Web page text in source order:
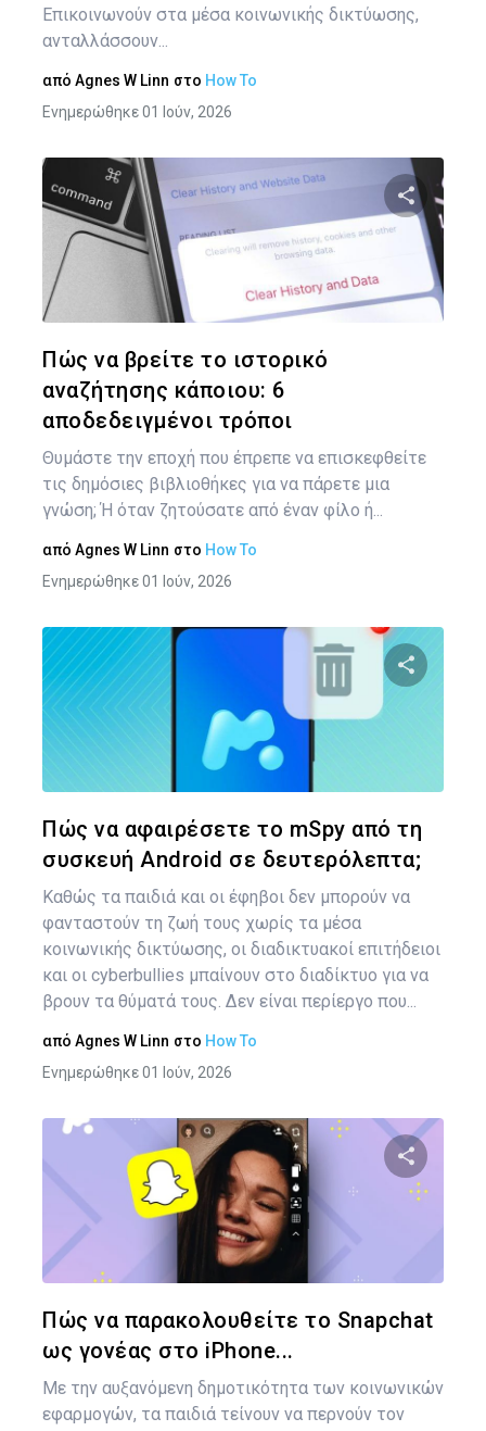
Επικοινωνούν στα μέσα κοινωνικής δικτύωσης,
ανταλλάσσουν...
από Agnes W Linn στο How To
Ενημερώθηκε 01 Ιούν, 2026
Πώς να βρείτε το ιστορικό
αναζήτησης κάποιου: 6
αποδεδειγμένοι τρόποι
Θυμάστε την εποχή που έπρεπε να επισκεφθείτε
τις δημόσιες βιβλιοθήκες για να πάρετε μια
γνώση; Ή όταν ζητούσατε από έναν φίλο ή...
από Agnes W Linn στο How To
Ενημερώθηκε 01 Ιούν, 2026
Πώς να αφαιρέσετε το mSpy από τη
συσκευή Android σε δευτερόλεπτα;
Καθώς τα παιδιά και οι έφηβοι δεν μπορούν να
φανταστούν τη ζωή τους χωρίς τα μέσα
κοινωνικής δικτύωσης, οι διαδικτυακοί επιτήδειοι
και οι cyberbullies μπαίνουν στο διαδίκτυο για να
βρουν τα θύματά τους. Δεν είναι περίεργο που...
από Agnes W Linn στο How To
Ενημερώθηκε 01 Ιούν, 2026
Πώς να παρακολουθείτε το Snapchat
ως γονέας στο iPhone...
Με την αυξανόμενη δημοτικότητα των κοινωνικών
εφαρμογών, τα παιδιά τείνουν να περνούν τον